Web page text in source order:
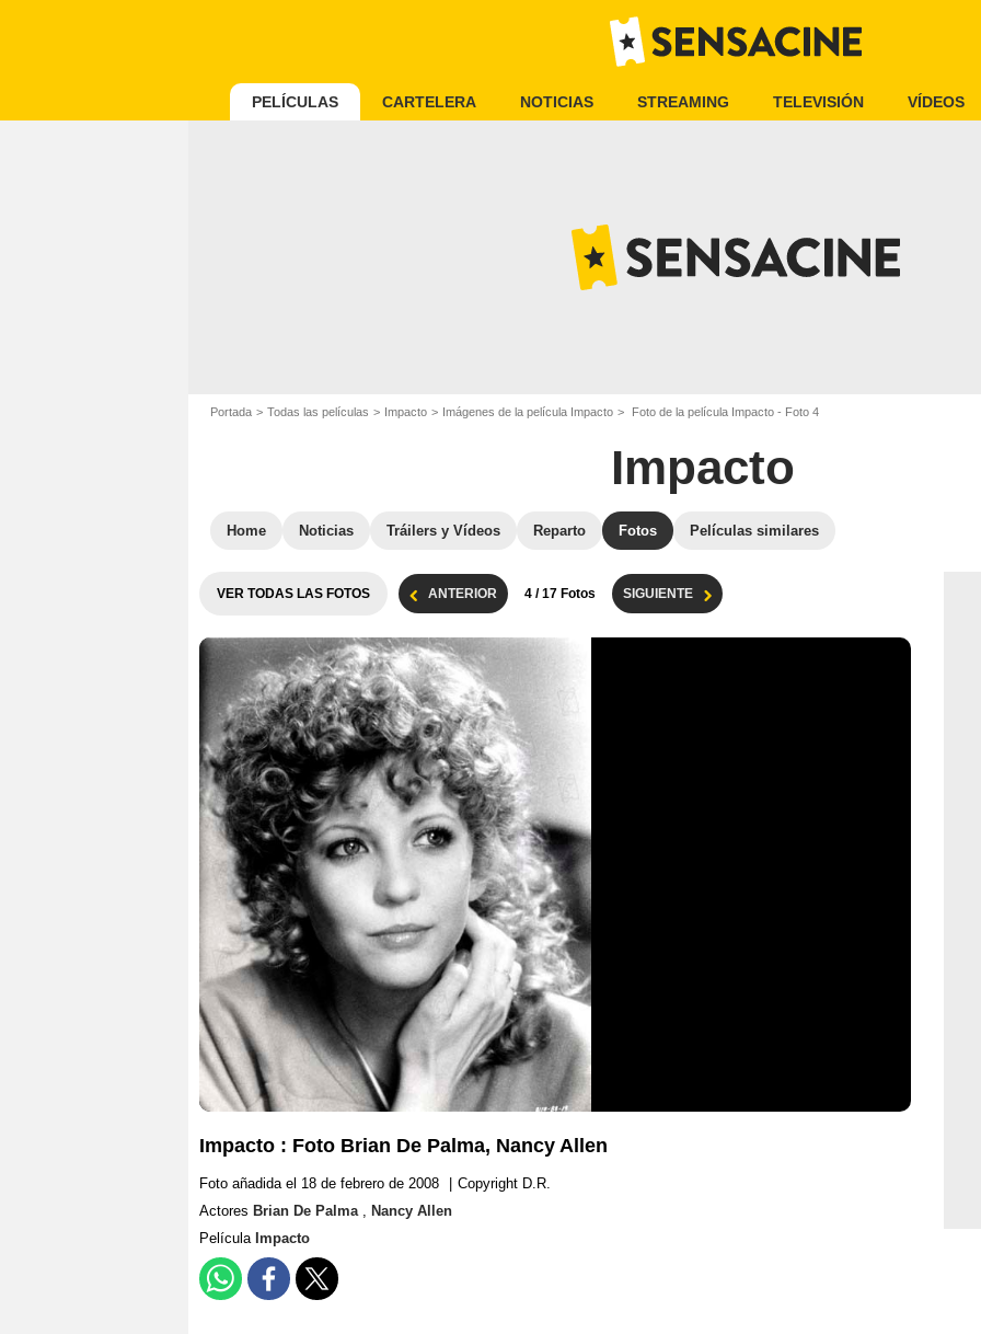
PELÍCULAS CARTELERA NOTICIAS STREAMING TELEVISIÓN VÍDEOS
Portada Todas las películas Impacto Imágenes de la película Impacto Foto de la película Impacto - Foto 4
Impacto
Home Noticias Tráilers y Vídeos Reparto Fotos Películas similares
VER TODAS LAS FOTOS ANTERIOR 4 / 17 Fotos SIGUIENTE
Impacto : Foto Brian De Palma, Nancy Allen
Foto añadida el 18 de febrero de 2008
Copyright D.R.
Actores Brian De Palma , Nancy Allen
Película Impacto